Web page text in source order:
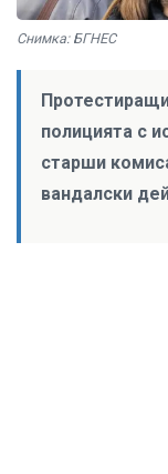
Снимка: БГНЕС
полицията с
старши
вандалски